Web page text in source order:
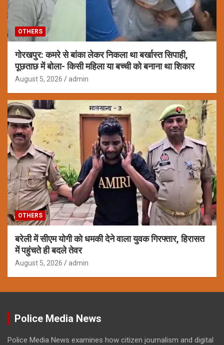
OTHERS
गोरखपुर: कमरे से बांका लेकर निकला था बर्खास्त सिपाही,
पूछताछ में बोला- किसी महिला या बच्ची को बनाना था शिकार
August 5, 2026 admin
OTHERS
बरेली में सीएम योगी को धमकी देने वाला युवक गिरफ्तार, हिरासत
में पहुंचते ही बदले तेवर
August 5, 2026 admin
Police Media News
Police Media News examines how citizen journalism and digital